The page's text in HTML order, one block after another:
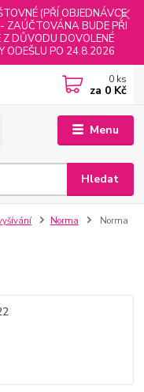
(PŘÍ OBJEDNÁVCE
ZAÚČTOVÁNA BUDE PŘI
DŮVODU DOVOLENÉ
ODEŠLU PO 24.8.2026
Menu
Hledat
0 ks
za 0 Kč
Norma
Norma